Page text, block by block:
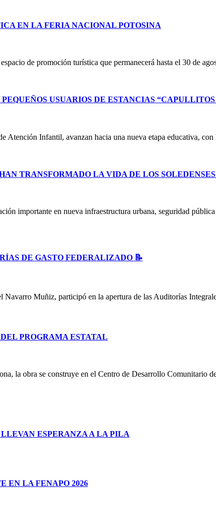
EN LA FERIA NACIONAL POTOSINA
de promoción turística que permanecerá hasta el 30 de
USUARIOS DE ESTANCIAS “CAPULLITOS
Atención Infantil, avanzan hacia una nueva etapa educativa,
TRANSFORMADO LA VIDA DE LOS
importante en nueva infraestructura urbana, seguridad
DE GASTO FEDERALIZADO 📝
Muñiz, participó en la apertura de las Auditorías
PROGRAMA ESTATAL
la obra se construye en el Centro de Desarrollo Comunitario
ESPERANZA A LA PILA
EN LA FENAPO 2026